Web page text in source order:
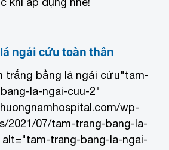
ngải cứu toàn thân
trắng bằng lá ngải cứu"tam-
la-ngai-cuu-2"
wp-
2021/07/tam-trang-bang-la-
trang-bang-la-ngai-